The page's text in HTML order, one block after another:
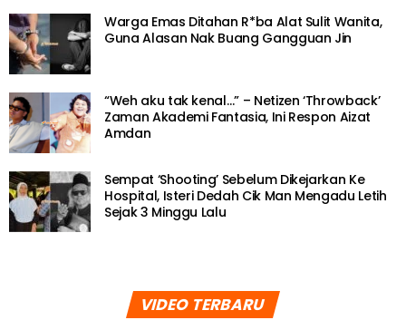
Warga Emas Ditahan R*ba Alat Sulit Wanita,
Guna Alasan Nak Buang Gangguan Jin
“Weh aku tak kenal…” – Netizen ‘Throwback’
Zaman Akademi Fantasia, Ini Respon Aizat
Amdan
Sempat ‘Shooting’ Sebelum Dikejarkan Ke
Hospital, Isteri Dedah Cik Man Mengadu Letih
Sejak 3 Minggu Lalu
VIDEO TERBARU